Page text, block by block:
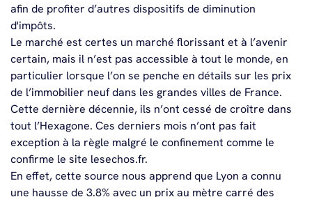
afin de profiter d’autres dispositifs de diminution
d'impôts.
Le marché est certes un marché florissant et à l’avenir
certain, mais il n’est pas accessible à tout le monde, en
particulier lorsque l’on se penche en détails sur les prix
de l’immobilier neuf dans les grandes villes de France.
Cette dernière décennie, ils n’ont cessé de croître dans
tout l’Hexagone. Ces derniers mois n’ont pas fait
exception à la règle malgré le confinement comme le
confirme le site lesechos.fr.
En effet, cette source nous apprend que Lyon a connu
une hausse de 3.8% avec un prix au mètre carré des